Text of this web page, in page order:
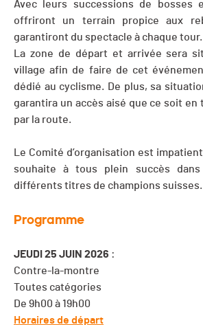
Avec leurs successions de bosses
offriront un terrain propice aux
garantiront du spectacle à chaque tour.
La zone de départ et arrivée sera
village afin de faire de cet
dédié au cyclisme. De plus, sa
garantira un accès aisé que ce soit
par la route.
Le Comité d’organisation est
souhaite à tous plein succès
différents titres de champions suisses.
Programme
JEUDI 25 JUIN 2026 :
Contre-la-montre
Toutes catégories
De 9h00 à 19h00
Horaires de départ